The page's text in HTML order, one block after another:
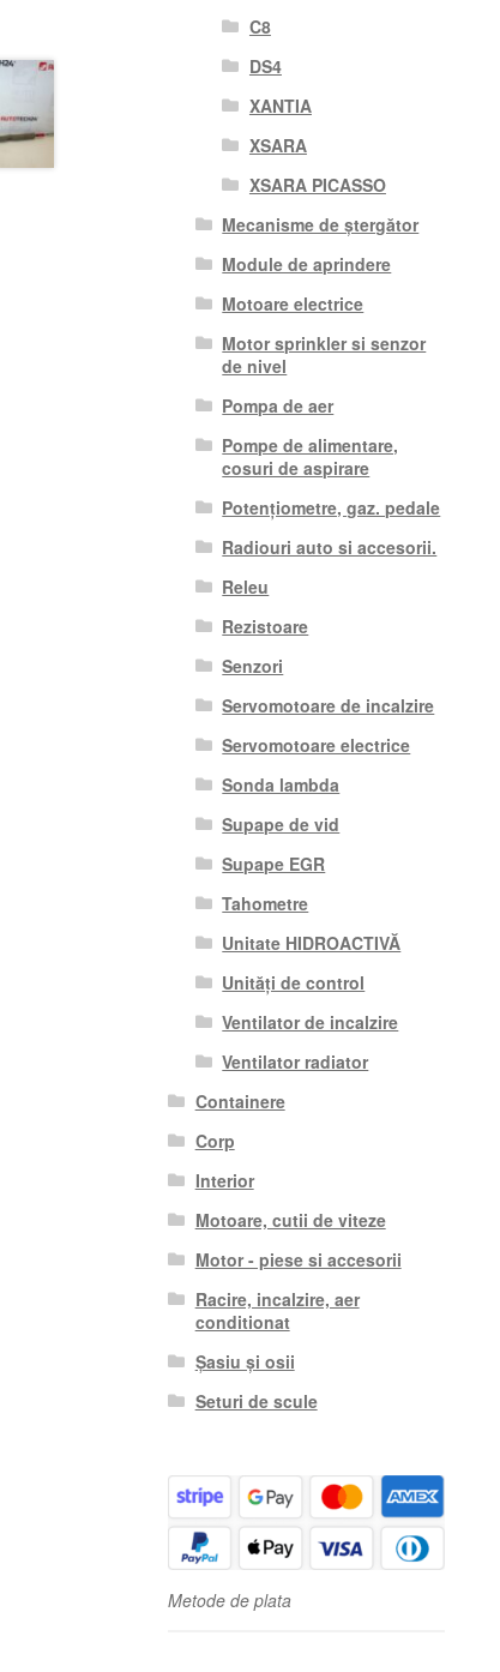
C8
DS4
XANTIA
XSARA
XSARA PICASSO
Mecanisme de ștergător
Module de aprindere
Motoare electrice
Motor sprinkler si senzor
de nivel
Pompa de aer
Pompe de alimentare,
cosuri de aspirare
Potențiometre, gaz. pedale
Radiouri auto si accesorii.
Releu
Rezistoare
Senzori
Servomotoare de incalzire
Servomotoare electrice
Sonda lambda
Supape de vid
Supape EGR
Tahometre
Unitate HIDROACTIVĂ
Unități de control
Ventilator de incalzire
Ventilator radiator
Containere
Corp
Interior
Motoare, cutii de viteze
Motor - piese si accesorii
Racire, incalzire, aer
conditionat
Șasiu și osii
Seturi de scule
Metode de plata